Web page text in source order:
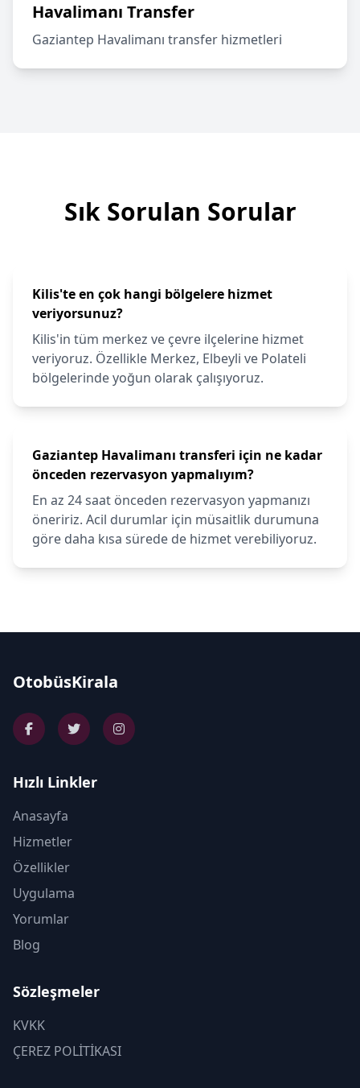
Havalimanı Transfer
Gaziantep Havalimanı transfer hizmetleri
Sık Sorulan Sorular
Kilis'te en çok hangi bölgelere hizmet
veriyorsunuz?
Kilis'in tüm merkez ve çevre ilçelerine hizmet
veriyoruz. Özellikle Merkez, Elbeyli ve Polateli
bölgelerinde yoğun olarak çalışıyoruz.
Gaziantep Havalimanı transferi için ne kadar
önceden rezervasyon yapmalıyım?
En az 24 saat önceden rezervasyon yapmanızı
öneririz. Acil durumlar için müsaitlik durumuna
göre daha kısa sürede de hizmet verebiliyoruz.
OtobüsKirala
Hızlı Linkler
Anasayfa
Hizmetler
Özellikler
Uygulama
Yorumlar
Blog
Sözleşmeler
KVKK
ÇEREZ POLİTİKASI